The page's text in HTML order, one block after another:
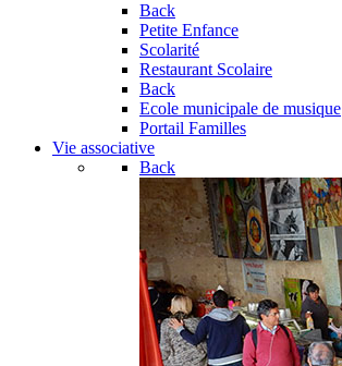
Back
Petite Enfance
Scolarité
Restaurant Scolaire
Back
Ecole municipale de musique
Portail Familles
Vie associative
Back